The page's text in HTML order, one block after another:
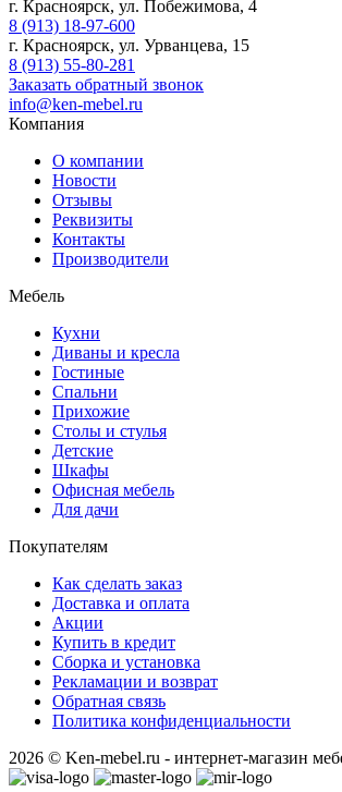
г. Красноярск, ул. Побежимова, 4
8 (913) 18-97-600
г. Красноярск, ул. Урванцева, 15
8 (913) 55-80-281
Заказать обратный звонок
info@ken-mebel.ru
Компания
О компании
Новости
Отзывы
Реквизиты
Контакты
Производители
Мебель
Кухни
Диваны и кресла
Гостиные
Спальни
Прихожие
Столы и стулья
Детские
Шкафы
Офисная мебель
Для дачи
Покупателям
Как сделать заказ
Доставка и оплата
Акции
Купить в кредит
Сборка и установка
Рекламации и возврат
Обратная связь
Политика конфиденциальности
2026 © Ken-mebel.ru - интернет-магазин